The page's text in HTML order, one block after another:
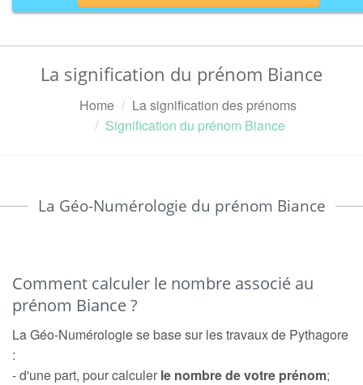
La signification du prénom Biance
Home
La signification des prénoms
Signification du prénom Biance
La Géo-Numérologie du prénom Biance
Comment calculer le nombre associé au
prénom Biance ?
La Géo-Numérologie se base sur les travaux de Pythagore
:
- d'une part, pour calculer le nombre de votre prénom;